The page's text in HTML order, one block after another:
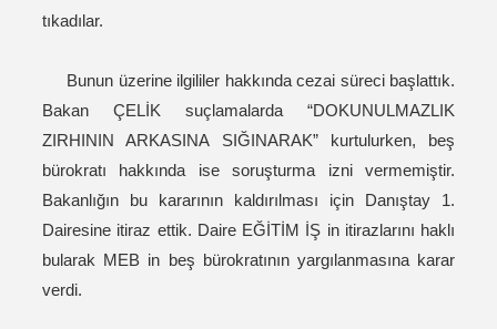
tıkadılar.
Bunun üzerine ilgililer hakkında cezai süreci başlattık.
Bakan ÇELİK suçlamalarda “DOKUNULMAZLIK
ZIRHININ ARKASINA SIĞINARAK” kurtulurken, beş
bürokratı hakkında ise soruşturma izni vermemiştir.
Bakanlığın bu kararının kaldırılması için Danıştay 1.
Dairesine itiraz ettik. Daire EĞİTİM İŞ in itirazlarını haklı
bularak MEB in beş bürokratının yargılanmasına karar
verdi.